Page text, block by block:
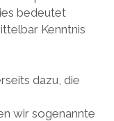
bedeutet
Kenntnis
dazu, die
wir sogenannte